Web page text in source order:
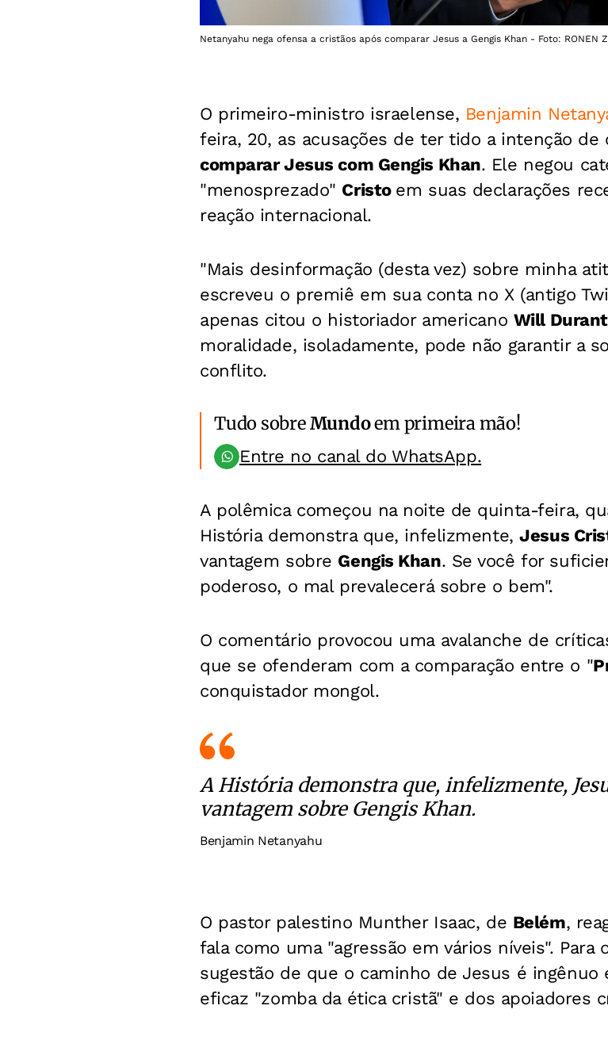
Netanyahu nega ofensa a cristãos após comparar Jesus a Gengis Khan - Foto: RONEN
O primeiro-ministro israelense, Benjamin
feira, 20, as acusações de ter tido a intenção de
comparar Jesus com Gengis Khan. Ele negou
"menosprezado" Cristo em suas declarações
reação internacional.
"Mais desinformação (desta vez) sobre minha
escreveu o premiê em sua conta no X (antigo
apenas citou o historiador americano Will Durant
moralidade, isoladamente, pode não garantir a
conflito.
Tudo sobreMundoem primeira mão!
Entre no canal do WhatsApp.
A polêmica começou na noite de quinta-feira,
História demonstra que, infelizmente,Jesus
vantagem sobre Gengis Khan. Se você for
poderoso, o mal prevalecerá sobre o bem".
O comentário provocou uma avalanche de
que se ofenderam com a comparação entre o "
conquistador mongol.
A História demonstra que, infelizmente,
vantagem sobre Gengis Khan.
Benjamin Netanyahu
O pastor palestino Munther Isaac, de Belém,
fala como uma "agressão em vários níveis". Para
sugestão de que o caminho de Jesus é ingênuo
eficaz "zomba da ética cristã" e dos apoiadores